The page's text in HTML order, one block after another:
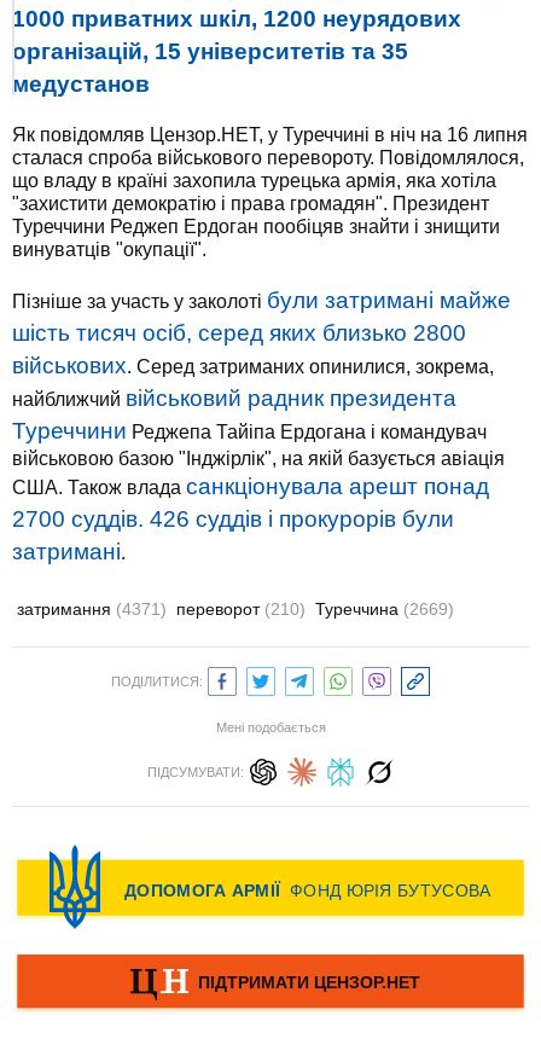
1000 приватних шкіл, 1200 неурядових
організацій, 15 університетів та 35
медустанов
Як повідомляв Цензор.НЕТ, у Туреччині в ніч на 16 липня
сталася спроба військового перевороту. Повідомлялося,
що владу в країні захопила турецька армія, яка хотіла
"захистити демократію і права громадян". Президент
Туреччини Реджеп Ердоган пообіцяв знайти і знищити
винуватців "окупації".
Пізніше за участь у заколоті були затримані майже
шість тисяч осіб, серед яких близько 2800
військових. Серед затриманих опинилися, зокрема,
найближчий військовий радник президента
Туреччини Реджепа Тайіпа Ердогана і командувач
військовою базою "Інджірлік", на якій базується авіація
США. Також влада санкціонувала арешт понад
2700 суддів. 426 суддів і прокурорів були
затримані.
затримання (4371) переворот (210) Туреччина (2669)
ПОДІЛИТИСЯ:
Мені подобається
ПІДСУМУВАТИ: